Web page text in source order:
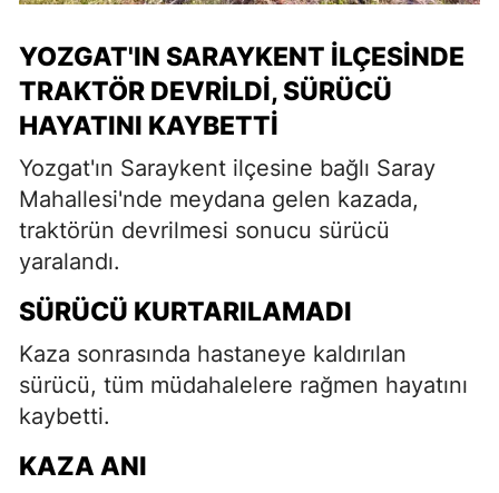
YOZGAT'IN SARAYKENT ILÇESINDE
TRAKTÖR DEVRILDI, SÜRÜCÜ
HAYATINI KAYBETTI
Yozgat'ın Saraykent ilçesine bağlı Saray
Mahallesi'nde meydana gelen kazada,
traktörün devrilmesi sonucu sürücü
yaralandı.
SÜRÜCÜ KURTARILAMADI
Kaza sonrasında hastaneye kaldırılan
sürücü, tüm müdahalelere rağmen hayatını
kaybetti.
KAZA ANI